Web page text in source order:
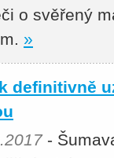
o svěřený
»
definitivně
-